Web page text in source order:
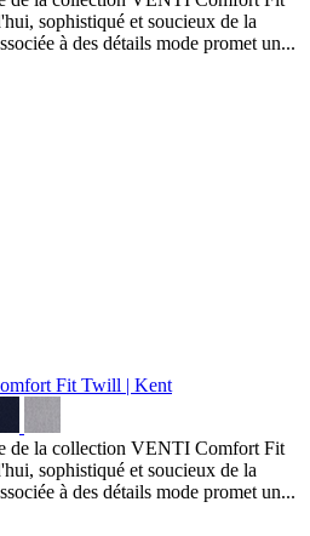
sophistiqué et soucieux de la
à des détails mode promet un...
Fit Twill | Kent
de la collection VENTI Comfort Fit
sophistiqué et soucieux de la
à des détails mode promet un...